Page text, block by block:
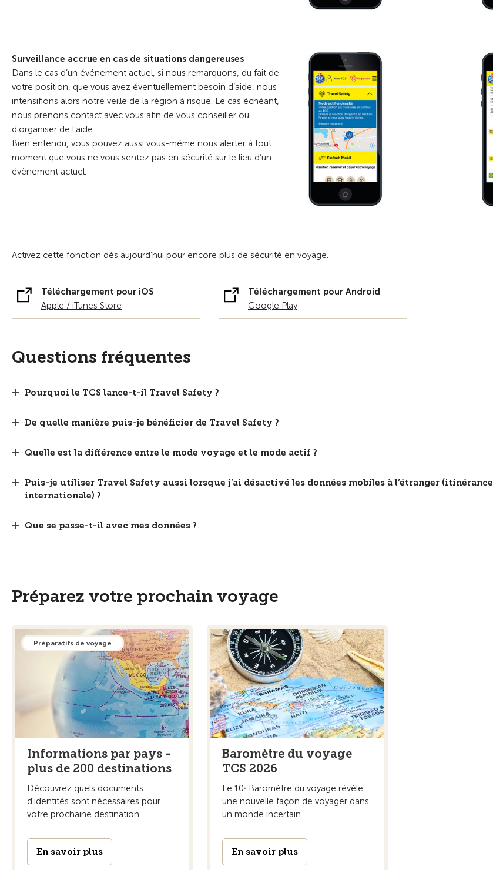
Surveillance accrue en cas de situations dangereuses
Dans le cas d’un événement actuel, si nous remarquons, du fait de
votre position, que vous avez éventuellement besoin d’aide, nous
intensifions alors notre veille de la région à risque. Le cas échéant,
nous prenons contact avec vous afin de vous conseiller ou
d’organiser de l’aide.
Bien entendu, vous pouvez aussi vous-même nous alerter à tout
moment que vous ne vous sentez pas en sécurité sur le lieu d’un
évènement actuel.
Activez cette fonction dès aujourd’hui pour encore plus de sécurité en voyage.
Téléchargement pour iOS
Apple / iTunes Store
Téléchargement pour Android
Google Play
Questions fréquentes
Pourquoi le TCS lance-t-il Travel Safety ?
De quelle manière puis-je bénéficier de Travel Safety ?
Quelle est la différence entre le mode voyage et le mode actif ?
Puis-je utiliser Travel Safety aussi lorsque j’ai désactivé les données mobiles à l’étranger (itinérance
internationale) ?
Que se passe-t-il avec mes données ?
Préparez votre prochain voyage
Préparatifs de voyage
Informations par pays -
plus de 200 destinations
Découvrez quels documents
d'identités sont nécessaires pour
votre prochaine destination.
En savoir plus
Baromètre du voyage
TCS 2026
Le 10ᵉ Baromètre du voyage révèle
une nouvelle façon de voyager dans
un monde incertain.
En savoir plus